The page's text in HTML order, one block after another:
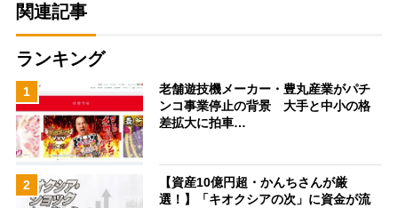
関連記事
ランキング
1
老舗遊技機メーカー・豊丸産業がパチ
ンコ事業停止の背景 大手と中小の格
差拡大に拍車…
2
【資産10億円超・かんちさんが厳
選！】「キオクシアの次」に資金が流